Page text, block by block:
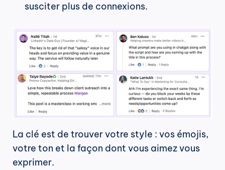
susciter plus de connexions.
La clé est de trouver votre style : vos émojis,
votre ton et la façon dont vous aimez vous
exprimer.